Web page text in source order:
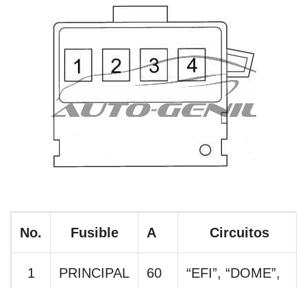
No. Fusible A Circuitos
1 PRINCIPAL 60
“EFI”, “DOME”,